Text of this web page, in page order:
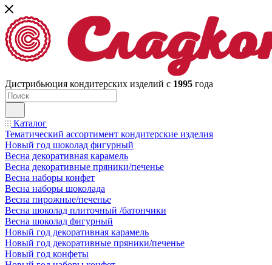
Дистрибьюция кондитерских изделий с 1995 года
Каталог
Тематический ассортимент кондитерские изделия
Новый год шоколад фигурный
Весна декоративная карамель
Весна декоративные пряники/печенье
Весна наборы конфет
Весна наборы шоколада
Весна пирожные/печенье
Весна шоколад плиточный /батончики
Весна шоколад фигурный
Новый год декоративная карамель
Новый год декоративные пряники/печенье
Новый год конфеты